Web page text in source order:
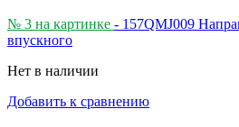
№ 3 на картинке - 157QMJ009
впускного
Нет в наличии
Добавить к сравнению